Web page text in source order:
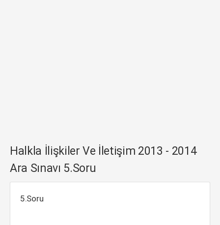
Halkla İlişkiler Ve İletişim 2013 - 2014
Ara Sınavı 5.Soru
5.Soru